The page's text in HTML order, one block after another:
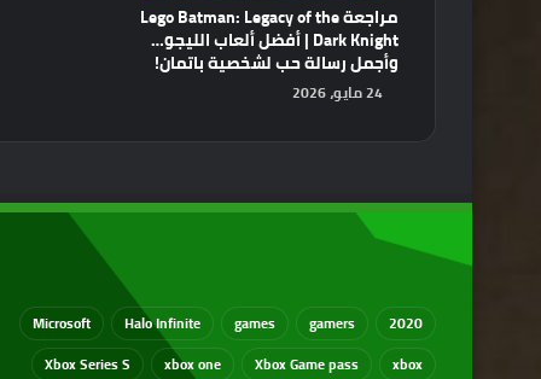
مراجعة Lego Batman: Legacy of the
Dark Knight | أفضل ألعاب الليجو…
وأجمل رسالة حب لشخصية باتمان!
24 مايو، 2026
2020
gamers
games
Halo Infinite
Microsoft
xbox
Xbox Game pass
xbox one
Xbox Series S